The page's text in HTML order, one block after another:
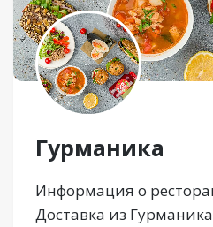
Гурманика
Информация о
Доставка из